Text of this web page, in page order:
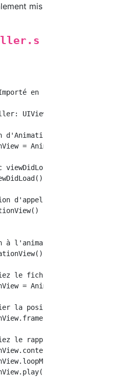
mis
en ①
UIViewController {
d'AnimationView
= AnimationView()
viewDidLoad() {
d'appel
à l'animation
{
le fichier d'animation
= AnimationView(name:
la position de
= CGRect(x: 0,
le rapport hauteur /
=
= .loop